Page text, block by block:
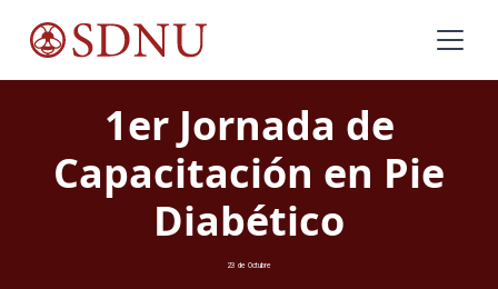
1er Jornada de
Capacitación en Pie
Diabético
23 de Octubre